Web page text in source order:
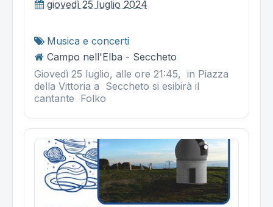
giovedì 25 luglio 2024
Musica e concerti
Campo nell'Elba - Seccheto
Giovedì 25 luglio, alle ore 21:45, in Piazza
della Vittoria a Seccheto si esibirà il
cantante Folko